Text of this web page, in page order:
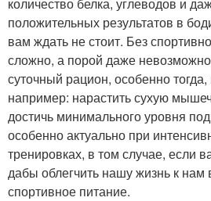
положительных результатов в
вам ждать не стоит. Без
сложно, а порой даже
суточный рацион, особенно тогда,
например: нарастить сухую
достичь минимального уровня
особенно актуально при
тренировках, в том случае, если
дабы облегчить нашу жизнь к
спортивное питание.